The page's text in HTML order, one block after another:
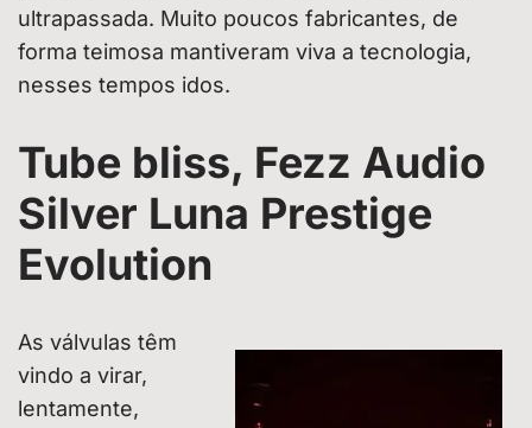
ultrapassada. Muito poucos fabricantes, de
forma teimosa mantiveram viva a tecnologia,
nesses tempos idos.
Tube bliss, Fezz Audio
Silver Luna Prestige
Evolution
As válvulas têm
vindo a virar,
lentamente,